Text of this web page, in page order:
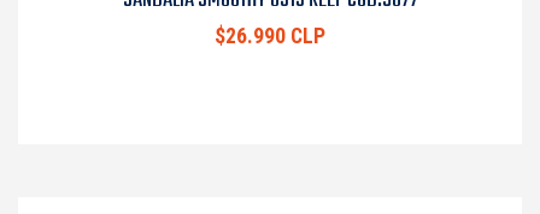
$26.990 CLP